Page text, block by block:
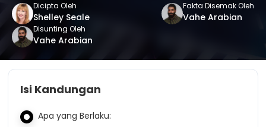
Dicipta Oleh
Shelley Seale
Fakta Disemak Oleh
Vahe Arabian
Disunting Oleh
Vahe Arabian
Isi Kandungan
Apa yang Berlaku: